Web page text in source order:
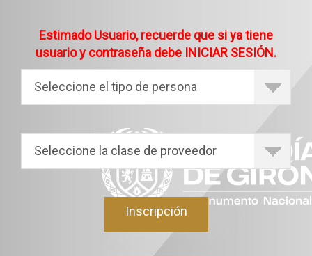
Estimado Usuario, recuerde que si ya tiene
usuario y contraseña debe INICIAR SESIÓN.
Inscripción